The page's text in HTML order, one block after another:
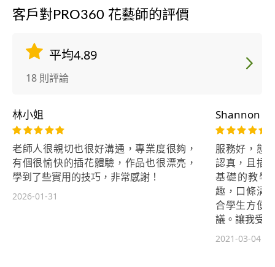
客戶對PRO360 花藝師的評價
平均4.89
18 則評論
林小姐
老師人很親切也很好溝通，專業度很夠，
有個很愉快的插花體驗，作品也很漂亮，
學到了些實用的技巧，非常感謝！
2026-01-31
Shannon
服務好，態
認真，且插
基礎的教學
趣，口條清
合學生方便
議。讓我受
2021-03-04